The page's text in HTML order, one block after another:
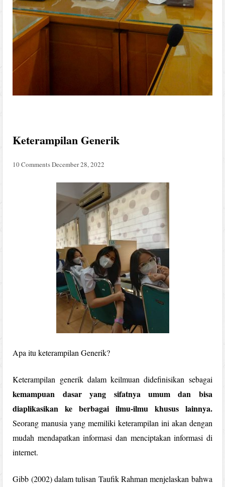
Keterampilan Generik
10 CommentsDecember 28, 2022
Apa itu keterampilan Generik?
Keterampilan generik dalam keilmuan didefinisikan sebagai
kemampuan dasar yang sifatnya umum dan bisa
diaplikasikan ke berbagai ilmu-ilmu khusus lainnya.
Seorang manusia yang memiliki keterampilan ini akan dengan
mudah mendapatkan informasi dan menciptakan informasi di
internet.
Gibb (2002) dalam tulisan Taufik Rahman menjelaskan bahwa